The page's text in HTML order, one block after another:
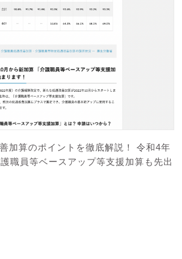
加算のポイントを徹底解説！ 令和4年
職員等ベースアップ等支援加算も先出